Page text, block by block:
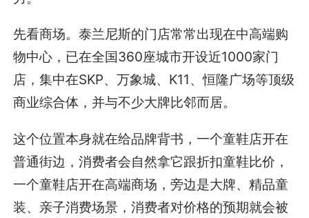
先看商场。泰兰尼斯的门店常常出现在中高端购
物中心，已在全国360座城市开设近1000家门
店，集中在SKP、万象城、K11、恒隆广场等顶级
商业综合体，并与不少大牌比邻而居。
这个位置本身就在给品牌背书，一个童鞋店开在
普通街边，消费者会自然拿它跟折扣童鞋比价，
一个童鞋店开在高端商场，旁边是大牌、精品童
装、亲子消费场景，消费者对价格的预期就会被